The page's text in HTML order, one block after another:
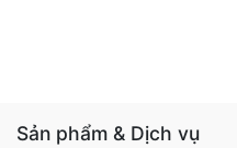
Sản phẩm & Dịch vụ